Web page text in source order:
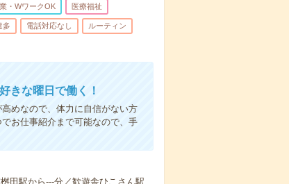
・WワークOK 医療福祉
多 電話対応なし ルーティン
きな曜日で働く！
めなので、体力に自信がない方
お仕事紹介まで可能なので、手
田駅から---分／歓遊舎ひこさん駅